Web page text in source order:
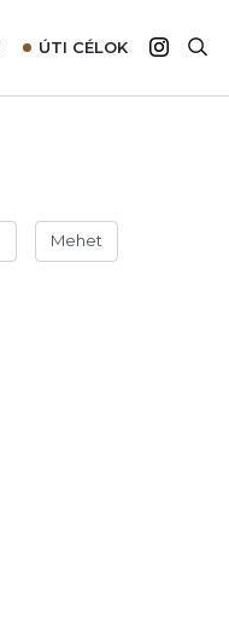
ÚTI CÉLOK
Ausztrália
Mehet